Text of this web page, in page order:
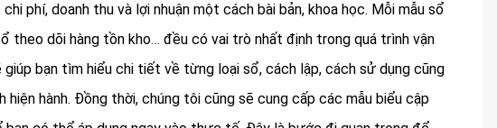
phí, doanh thu và lợi nhuận một cách bài bản, khoa học. Mỗi mẫu sổ
theo dõi hàng tồn kho… đều có vai trò nhất định trong quá trình vận
giúp bạn tìm hiểu chi tiết về từng loại sổ, cách lập, cách sử dụng cũng
hành. Đồng thời, chúng tôi cũng sẽ cung cấp các mẫu biểu cập